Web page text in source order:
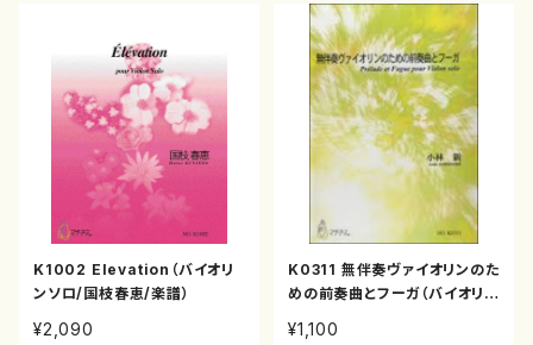
K1002 Elevation（バイオリ
ンソロ/国枝春恵/楽譜）
¥2,090
K0311 無伴奏ヴァイオリンのた
めの前奏曲とフーガ（バイオリン
¥1,100